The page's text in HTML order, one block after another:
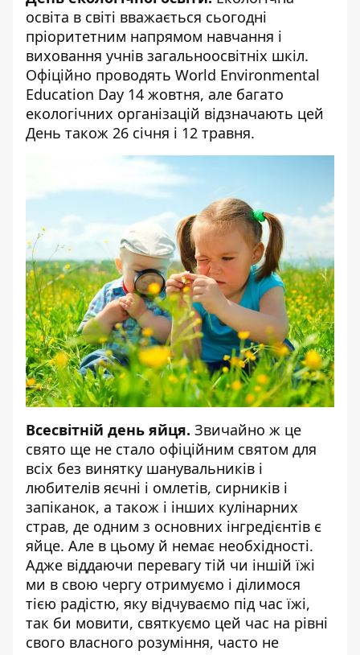
освіта в світі вважається сьогодні
пріоритетним напрямом навчання і
виховання учнів загальноосвітніх шкіл.
Офіційно проводять World Environmental
Education Day 14 жовтня, але багато
екологічних організацій відзначають цей
День також 26 січня і 12 травня.
Всесвітній день яйця. Звичайно ж це
свято ще не стало офіційним святом для
всіх без винятку шанувальників і
любителів яєчні і омлетів, сирників і
запіканок, а також і інших кулінарних
страв, де одним з основних інгредієнтів є
яйце. Але в цьому й немає необхідності.
Адже віддаючи перевагу тій чи іншій їжі
ми в свою чергу отримуємо і ділимося
тією радістю, яку відчуваємо під час їжі,
так би мовити, святкуємо цей час на рівні
свого власного розуміння, часто не